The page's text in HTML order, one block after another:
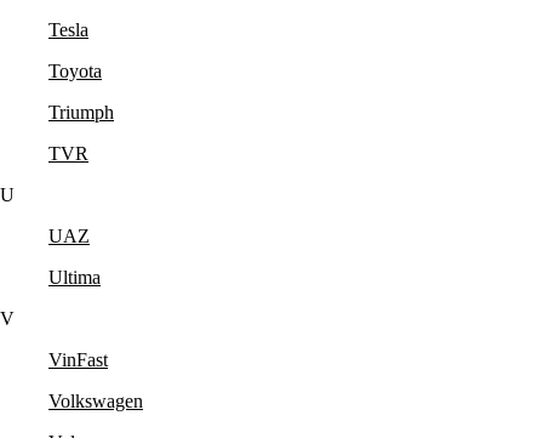
Tesla
Toyota
Triumph
TVR
U
UAZ
Ultima
V
VinFast
Volkswagen